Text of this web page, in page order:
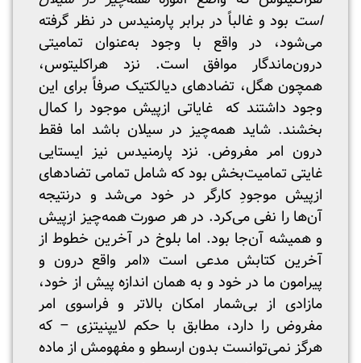
است بود و غالباً در برابر پارمنیدس در نظر گرفته
می‌شود، در واقع با وجود به‌عنوان تمامیتی
درون‌ماندگار موافق است. نزد هراکلیتوس،
همچون هگل، تضادهای دیالکتیک صرفاً برای این
وجود داشتند که غایاتی از‌پیش ‌موجود را کمال
بخشند. شاید همه‌چیز در سیلان باشد اما فقط
درون امر مفروض. نزد پارمنیدس نیز ایستایی
غایتی تمامیت‌بخش بود که شامل تمامی تضادهای
از‌پیش موجودِ کارگر در خود می‌شد و درنتیجه
آن‌ها را نفی می‌کرد. در هر صورت همه‌چیز ازپیش
و همیشه آن‌جا بود. اما بلوخ در آخرین خطوط از
آخرین کتابش مدعی است «امر واقع درون و
پیرامون ما در خود و به همان اندازه پیش از خود،
مازادی از بی‌شمار امکان بالاتر و فراسوی امر
مفروض را دارد، مطابق با حکم لایپنیتزی – که
هرگز نمی‌توانست بدون ارسطو و مفهومش از ماده